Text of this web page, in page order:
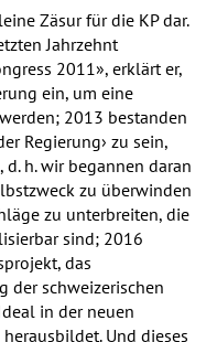
Zäsur für die KP dar.
Jahrzehnt
2011», erklärt er,
ein, um eine
2013 bestanden
Regierung› zu sein,
h. wir begannen daran
zu überwinden
zu unterbreiten, die
sind; 2016
das
der schweizerischen
in der neuen
Und dieses